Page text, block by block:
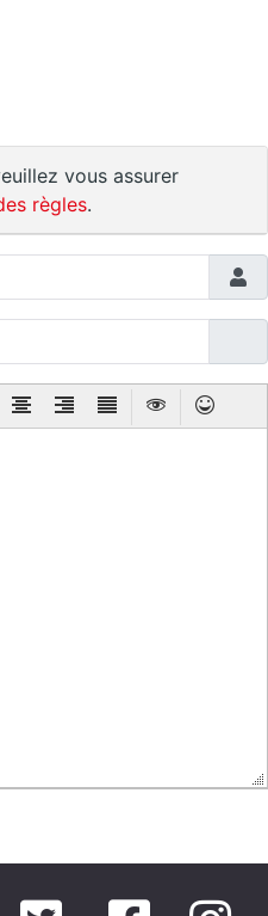
vous assurer
règles.